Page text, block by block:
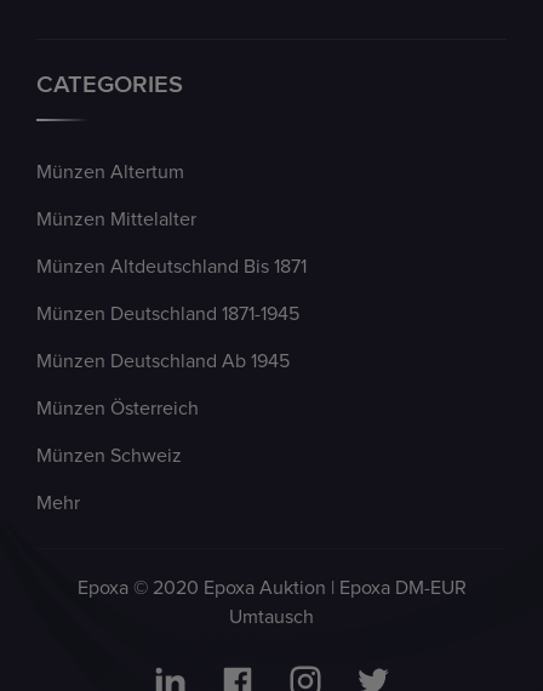
CATEGORIES
Münzen Altertum
Münzen Mittelalter
Münzen Altdeutschland Bis 1871
Münzen Deutschland 1871-1945
Münzen Deutschland Ab 1945
Münzen Österreich
Münzen Schweiz
Mehr
Epoxa © 2020 Epoxa Auktion | Epoxa DM-EUR
Umtausch